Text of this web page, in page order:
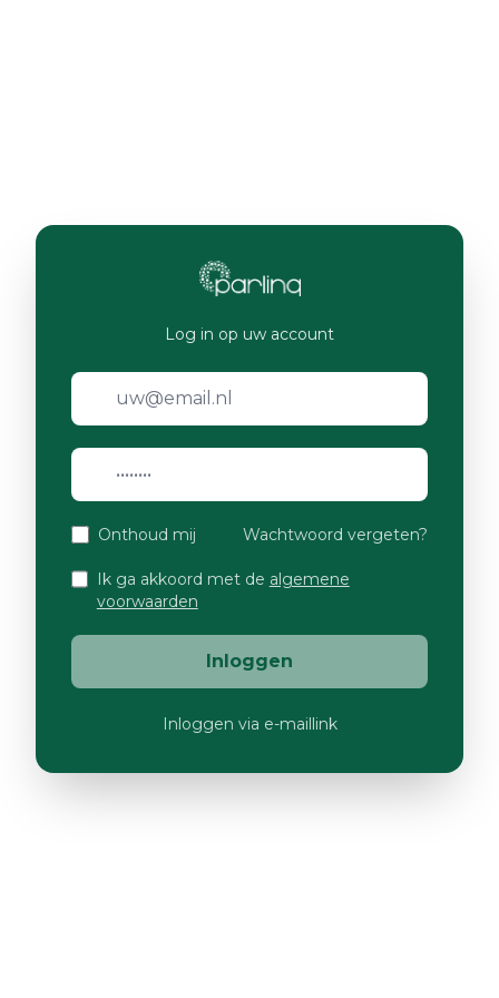
Log in op uw account
Onthoud mij Wachtwoord vergeten?
Ik ga akkoord met de algemene
voorwaarden
Inloggen
Inloggen via e-maillink